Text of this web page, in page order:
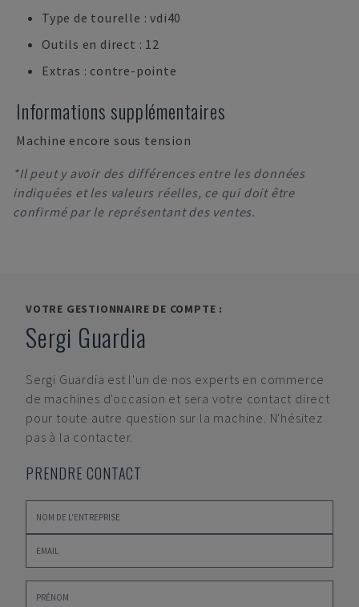
Type de tourelle : vdi40
Outils en direct : 12
Extras : contre-pointe
Informations supplémentaires
Machine encore sous tension
*Il peut y avoir des différences entre les données
indiquées et les valeurs réelles, ce qui doit être
confirmé par le représentant des ventes.
VOTRE GESTIONNAIRE DE COMPTE :
Sergi Guardia
Sergi Guardia est l'un de nos experts en commerce
de machines d'occasion et sera votre contact direct
pour toute autre question sur la machine. N'hésitez
pas à la contacter.
PRENDRE CONTACT